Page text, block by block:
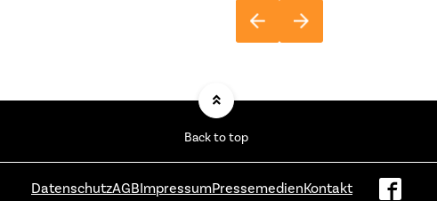
Back to top
DatenschutzAGBImpressumPressemedienKontakt